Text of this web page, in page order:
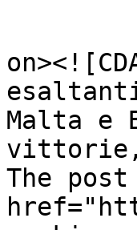
Malta e
vittorie,
The post